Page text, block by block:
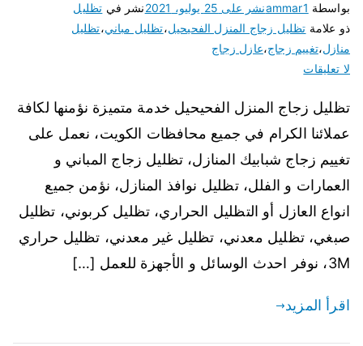
بواسطة ammar1نشر على 25 يوليو، 2021 نشر في تظليل
ذو علامة تظليل زجاج المنزل الفحيحيل،تظليل مباني،تظليل
منازل،تغييم زجاج،عازل زجاج
لا تعليقات
تظليل زجاج المنزل الفحيحيل خدمة متميزة نؤمنها لكافة
عملائنا الكرام في جميع محافظات الكويت، نعمل على
تغييم زجاج شبابيك المنازل، تظليل زجاج المباني و
العمارات و الفلل، تظليل نوافذ المنازل، نؤمن جميع
انواع العازل أو التظليل الحراري، تظليل كربوني، تظليل
صبغي، تظليل معدني، تظليل غير معدني، تظليل حراري
3M، نوفر احدث الوسائل و الأجهزة للعمل […]
اقرأ المزيد